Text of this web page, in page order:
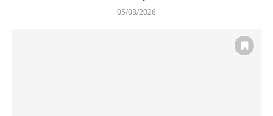
05/08/2026